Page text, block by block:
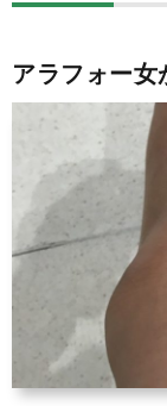
アラフォー女